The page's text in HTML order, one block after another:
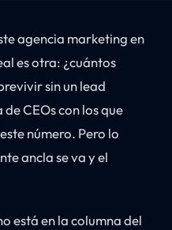
agencia marketing en
es otra: ¿cuántos
sin un lead
CEOs con los que
número. Pero lo
ancla se va y el
está en la columna del